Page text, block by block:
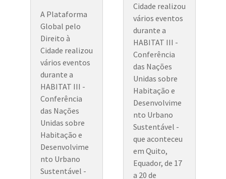
A Plataforma
Global pelo
Direito à
Cidade realizou
vários eventos
durante a
HABITAT III -
Conferência
das Nações
Unidas sobre
Habitação e
Desenvolvime
nto Urbano
Sustentável -
Cidade realizou
vários eventos
durante a
HABITAT III -
Conferência
das Nações
Unidas sobre
Habitação e
Desenvolvime
nto Urbano
Sustentável -
que aconteceu
em Quito,
Equador, de 17
a 20 de